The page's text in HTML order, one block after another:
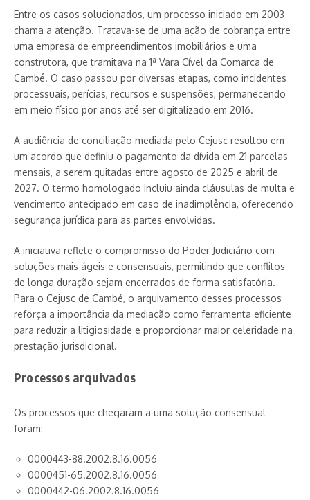
Entre os casos solucionados, um processo iniciado em 2003
chama a atenção. Tratava-se de uma ação de cobrança entre
uma empresa de empreendimentos imobiliários e uma
construtora, que tramitava na 1ª Vara Cível da Comarca de
Cambé. O caso passou por diversas etapas, como incidentes
processuais, perícias, recursos e suspensões, permanecendo
em meio físico por anos até ser digitalizado em 2016.
A audiência de conciliação mediada pelo Cejusc resultou em
um acordo que definiu o pagamento da dívida em 21 parcelas
mensais, a serem quitadas entre agosto de 2025 e abril de
2027. O termo homologado incluiu ainda cláusulas de multa e
vencimento antecipado em caso de inadimplência, oferecendo
segurança jurídica para as partes envolvidas.
A iniciativa reflete o compromisso do Poder Judiciário com
soluções mais ágeis e consensuais, permitindo que conflitos
de longa duração sejam encerrados de forma satisfatória.
Para o Cejusc de Cambé, o arquivamento desses processos
reforça a importância da mediação como ferramenta eficiente
para reduzir a litigiosidade e proporcionar maior celeridade na
prestação jurisdicional.
Processos arquivados
Os processos que chegaram a uma solução consensual
foram:
0000443-88.2002.8.16.0056
0000451-65.2002.8.16.0056
0000442-06.2002.8.16.0056